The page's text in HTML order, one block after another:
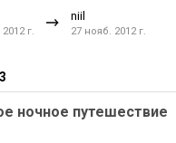
г.
niil
27 нояб. 2012 г.
ночное путешествие